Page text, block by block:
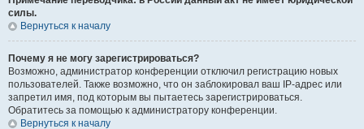
силы.
Вернуться к началу
Почему я не могу зарегистрироваться?
Возможно, администратор конференции отключил регистрацию новых
пользователей. Также возможно, что он заблокировал ваш IP-адрес или
запретил имя, под которым вы пытаетесь зарегистрироваться.
Обратитесь за помощью к администратору конференции.
Вернуться к началу